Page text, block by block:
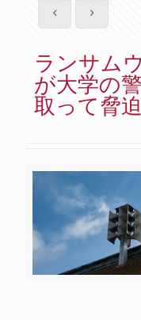
ランサム
が大学の
取って脅